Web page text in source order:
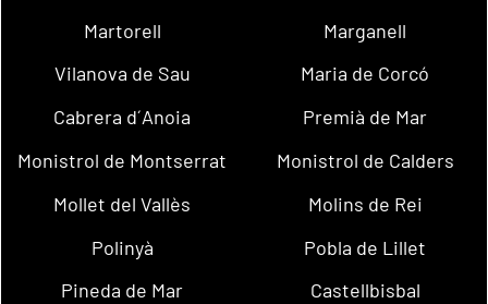
Martorell
Marganell
Vilanova de Sau
Maria de Corcó
Cabrera d´Anoia
Premià de Mar
Monistrol de Montserrat
Monistrol de Calders
Mollet del Vallès
Molins de Rei
Polinyà
Pobla de Lillet
Pineda de Mar
Castellbisbal